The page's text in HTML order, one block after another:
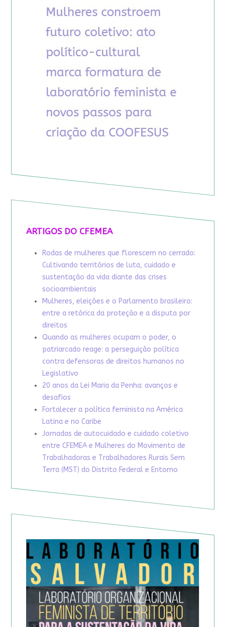
ARTIGOS DO CFEMEA
Rodas de mulheres que florescem no cerrado:
Cultivando territórios de luta, cuidado e
sustentação da vida diante das crises
socioambientais
Mulheres, eleições e o Parlamento brasileiro:
entre a retórica da proteção e a disputa por
direitos
Quando as mulheres ocupam o poder, o
patriarcado reage: a perseguição política
contra defensoras de direitos humanos no
Legislativo
20 anos da Lei Maria da Penha: avanços e
desafios
Fortalecer a política feminista na América
Latina e no Caribe
Jornadas de autocuidado e cuidado coletivo
entre CFEMEA e Mulheres do Movimento de
Trabalhadoras e Trabalhadores Rurais Sem
Terra (MST) do Distrito Federal e Entorno